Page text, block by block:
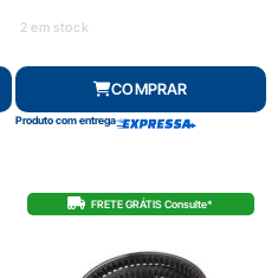
2 em stock
COMPRAR
Produto com entrega
FRETE GRÁTIS Consulte*